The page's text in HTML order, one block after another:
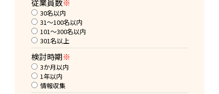
従業員数※
30名以内
31～100名以内
101～300名以内
301名以上
検討時期※
3か月以内
1年以内
情報収集